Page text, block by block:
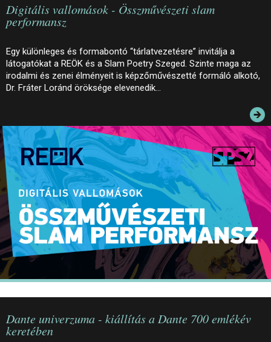
KIÁLLÍTÁSOK
INFORMÁCIÓK
KONFERENCIA
ELÉRHETŐSÉG
PALOTASÉTÁK ÉS VEZETÉSEK
KÖZÉRDEKŰ ADATOK
Digitális vallomások - Összművészeti slam
performansz
Egy különleges és formabontó “tárlatvezetésre” invitálja a
látogatókat a REÖK és a Slam Poetry Szeged. Szinte maga az
irodalmi és zenei élményeit is képzőművészetté formáló alkotó,
Dr. Fráter Loránd öröksége elevenedik…
Dante univerzuma - kiállítás a Dante 700 emlékév
keretében